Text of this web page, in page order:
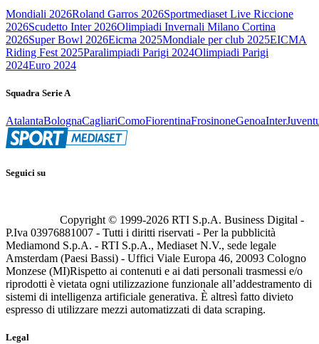
Mondiali 2026Roland Garros 2026Sportmediaset Live Riccione
2026Scudetto Inter 2026Olimpiadi Invernali Milano Cortina
2026Super Bowl 2026Eicma 2025Mondiale per club 2025EICMA
Riding Fest 2025Paralimpiadi Parigi 2024Olimpiadi Parigi
2024Euro 2024
Squadra Serie A
AtalantaBolognaCagliariComoFiorentinaFrosinoneGenoaInter
Seguici su
Copyright © 1999-2026 RTI S.p.A. Business Digital -
P.Iva 03976881007 - Tutti i diritti riservati - Per la pubblicità
Mediamond S.p.A. - RTI S.p.A., Mediaset N.V., sede legale
Amsterdam (Paesi Bassi) - Uffici Viale Europa 46, 20093 Cologno
Monzese (MI)Rispetto ai contenuti e ai dati personali trasmessi e/o
riprodotti è vietata ogni utilizzazione funzionale all’addestramento di
sistemi di intelligenza artificiale generativa. È altresì fatto divieto
espresso di utilizzare mezzi automatizzati di data scraping.
Legal